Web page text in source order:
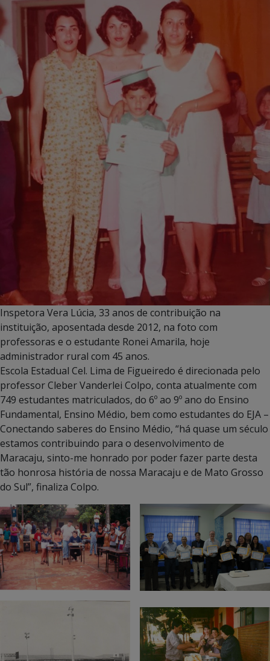
Inspetora Vera Lúcia, 33 anos de contribuição na
instituição, aposentada desde 2012, na foto com
professoras e o estudante Ronei Amarila, hoje
administrador rural com 45 anos.
Escola Estadual Cel. Lima de Figueiredo é direcionada pelo
professor Cleber Vanderlei Colpo, conta atualmente com
749 estudantes matriculados, do 6º ao 9º ano do Ensino
Fundamental, Ensino Médio, bem como estudantes do EJA –
Conectando saberes do Ensino Médio, “há quase um século
estamos contribuindo para o desenvolvimento de
Maracaju, sinto-me honrado por poder fazer parte desta
tão honrosa história de nossa Maracaju e de Mato Grosso
do Sul”, finaliza Colpo.